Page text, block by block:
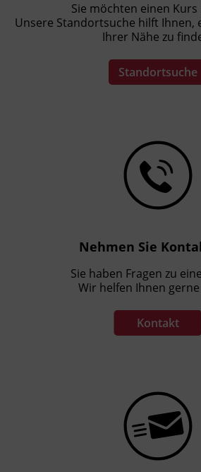
Sie möchten einen Kurs
Unsere Standortsuche hilft Ihnen,
Ihrer Nähe zu
Standortsuche
Nehmen Sie
Sie haben Fragen zu
Wir helfen Ihnen
Kontakt